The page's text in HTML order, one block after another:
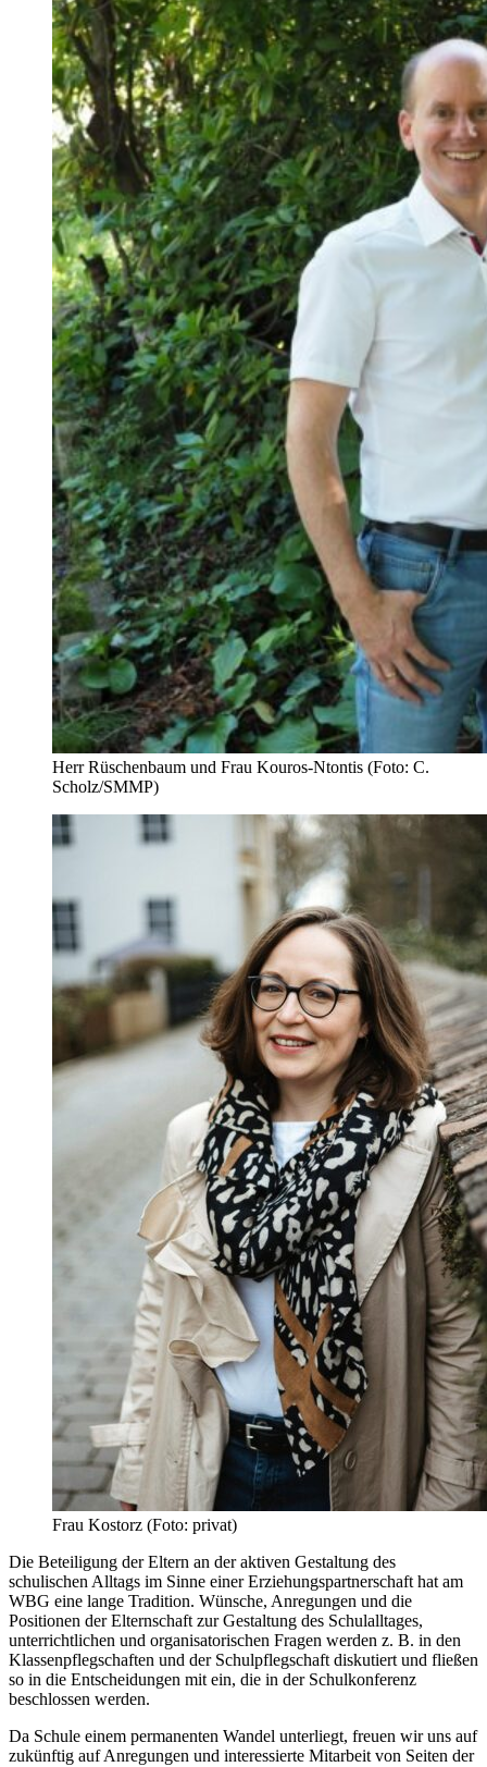
Herr Rüschenbaum und Frau Kouros-Ntontis (Foto: C.
Scholz/SMMP)
Frau Kostorz (Foto: privat)
Die Beteiligung der Eltern an der aktiven Gestaltung des
schulischen Alltags im Sinne einer Erziehungspartnerschaft hat am
WBG eine lange Tradition. Wünsche, Anregungen und die
Positionen der Elternschaft zur Gestaltung des Schulalltages,
unterrichtlichen und organisatorischen Fragen werden z. B. in den
Klassenpflegschaften und der Schulpflegschaft diskutiert und fließen
so in die Entscheidungen mit ein, die in der Schulkonferenz
beschlossen werden.
Da Schule einem permanenten Wandel unterliegt, freuen wir uns auf
zukünftig auf Anregungen und interessierte Mitarbeit von Seiten der